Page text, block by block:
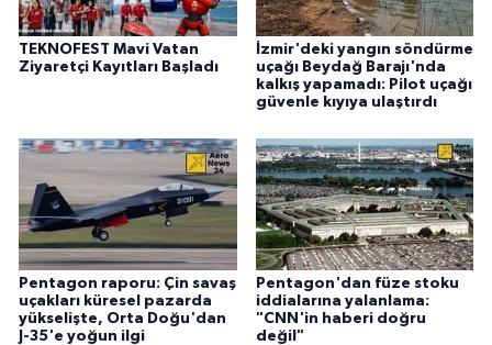
TEKNOFEST Mavi Vatan
Ziyaretçi Kayıtları Başladı
İzmir'deki yangın söndürme
uçağı Beydağ Barajı'nda
kalkış yapamadı: Pilot uçağı
güvenle kıyıya ulaştırdı
Pentagon raporu: Çin savaş
uçakları küresel pazarda
yükselişte, Orta Doğu'dan
J-35'e yoğun ilgi
Pentagon'dan füze stoku
iddialarına yalanlama:
"CNN'in haberi doğru
değil"